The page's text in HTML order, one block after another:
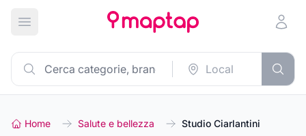
Apri menu principale
Home Salute e bellezza Studio Ciarlantini